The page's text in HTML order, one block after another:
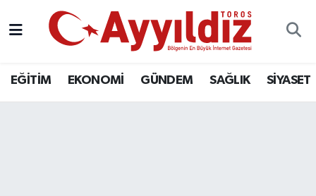
EĞİTİM EKONOMİ GÜNDEM SAĞLIK SİYASET